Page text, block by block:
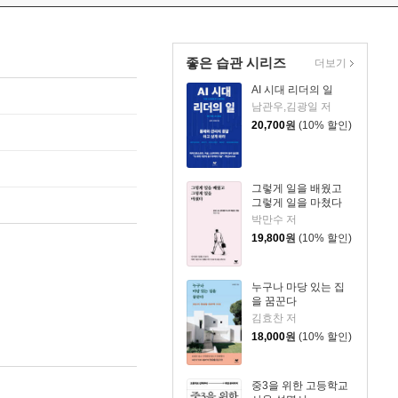
좋은 습관 시리즈
AI 시대 리더의 일
남관우,김광일 저
20,700원 (10% 할인)
그렇게 일을 배웠고
그렇게 일을 마쳤다
박만수 저
19,800원 (10% 할인)
누구나 마당 있는 집
을 꿈꾼다
김효찬 저
18,000원 (10% 할인)
중3을 위한 고등학교
더보기